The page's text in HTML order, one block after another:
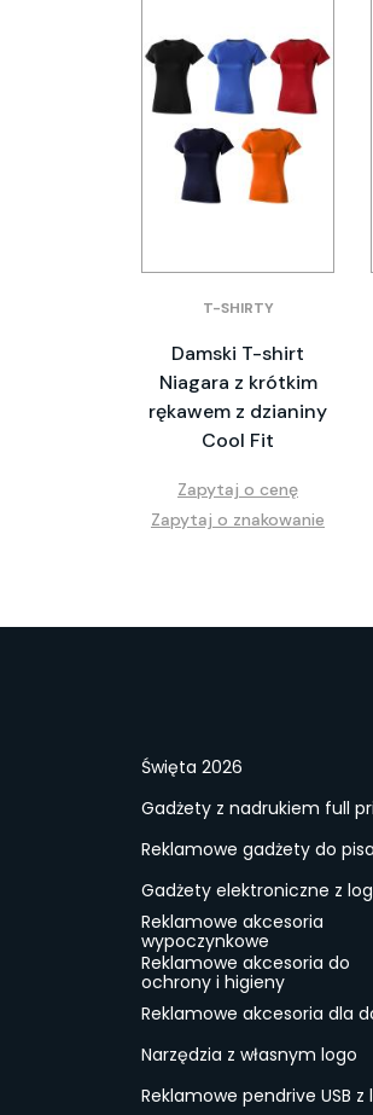
T-SHIRTY
Damski T-shirt
Niagara z krótkim
rękawem z dzianiny
Cool Fit
Zapytaj o cenę
Zapytaj o znakowanie
Święta 2026
Gadżety z nadrukiem full
Reklamowe gadżety do
Gadżety elektroniczne z
Reklamowe akcesoria
wypoczynkowe
Reklamowe akcesoria do
ochrony i higieny
Reklamowe akcesoria dla
Narzędzia z własnym logo
Reklamowe pendrive USB z